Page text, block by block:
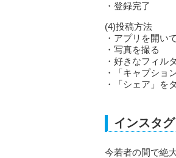
・登録完了
(4)投稿方法
・アプリを開い
・写真を撮る
・好きなフィル
・「キャプショ
・「シェア」を
インスタ
今若者の間で絶